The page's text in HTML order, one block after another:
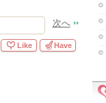
次へ
Like Have